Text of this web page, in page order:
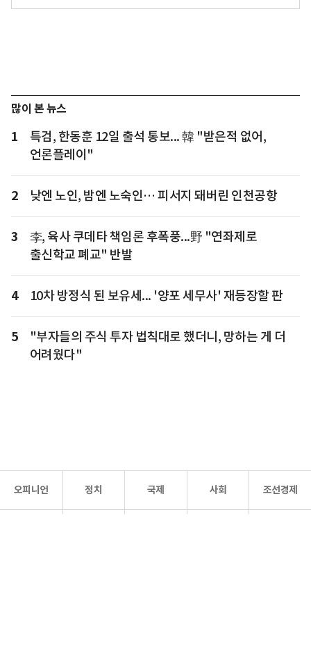
많이 본 뉴스
1
특검, 한동훈 12일 출석 통보... 韓 "받은적 없어,
언론플레이"
2 낮엔 노인, 밤엔 노숙인… 피서지 돼버린 인천공항
3
李, 육사 쿠데타 책임론 후폭풍...野 "연좌제로
출신학교 폐교" 반발
4 10차 방정식 된 보유세... '양포 세무사' 재등장할 판
5
"부자들의 주식 투자 법칙대로 했더니, 망하는 게 더
어려웠다"
오피니언 정치 국제 사회 조선경제